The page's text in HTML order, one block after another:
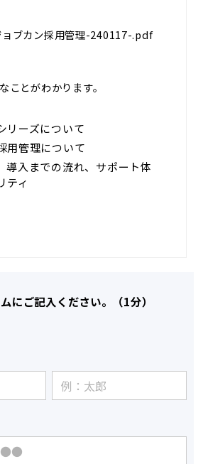
ブカン採用管理-240117-.pdf
ことがわかります。
リーズについて
用管理について
導入までの流れ、サポート体
ティ
にご記入ください。（1分）